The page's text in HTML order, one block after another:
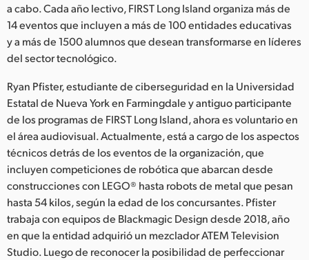
Netherlands
New Zealand
Poland
Portugal
Singapore
South Africa
España
Sweden
a cabo. Cada año lectivo, FIRST Long Island organiza más de
14 eventos que incluyen a más de 100 entidades educativas
y a más de 1500 alumnos que desean transformarse en líderes
del sector tecnológico.
Ryan Pfister, estudiante de ciberseguridad en la Universidad
Estatal de Nueva York en Farmingdale y antiguo participante
de los programas de FIRST Long Island, ahora es voluntario en
el área audiovisual. Actualmente, está a cargo de los aspectos
técnicos detrás de los eventos de la organización, que
incluyen competiciones de robótica que abarcan desde
construcciones con LEGO® hasta robots de metal que pesan
hasta 54 kilos, según la edad de los concursantes. Pfister
trabaja con equipos de Blackmagic Design desde 2018, año
en que la entidad adquirió un mezclador ATEM Television
Studio. Luego de reconocer la posibilidad de perfeccionar